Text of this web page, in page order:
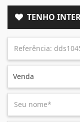
TENHO
Venda